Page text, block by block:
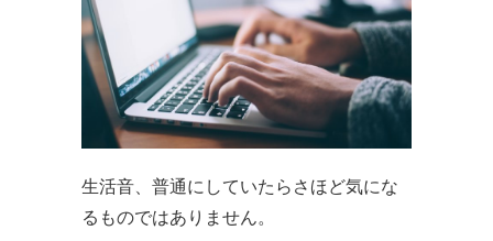
生活音、普通にしていたらさほど気にな
るものではありません。